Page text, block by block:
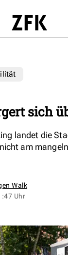
sich
landet die
am
Walk
Uhr